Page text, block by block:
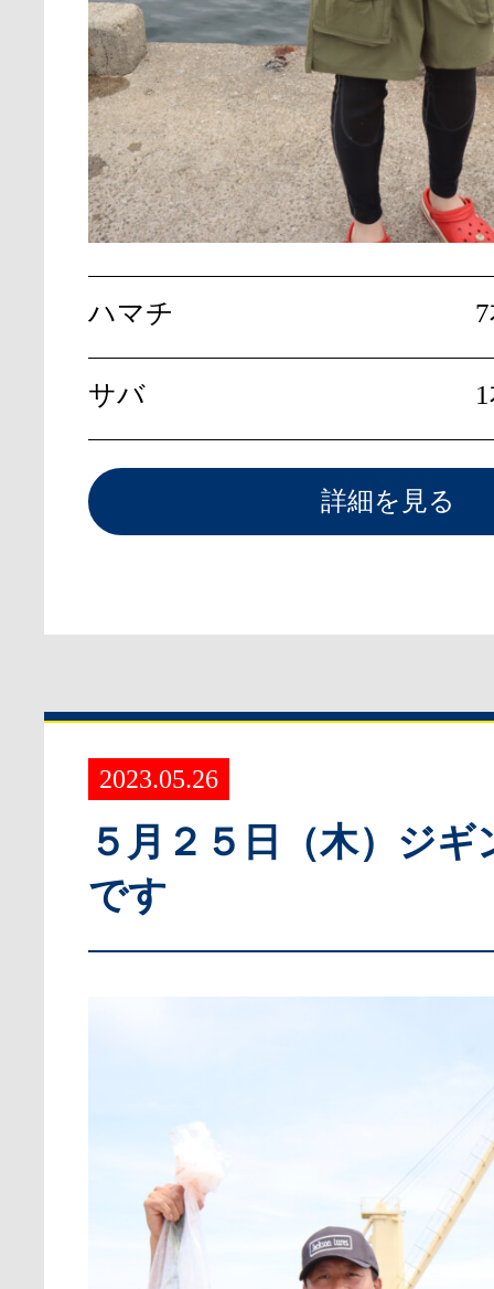
ハマチ
サバ
詳細を見る
2023.05.26
５月２５日（木）ジギ
です